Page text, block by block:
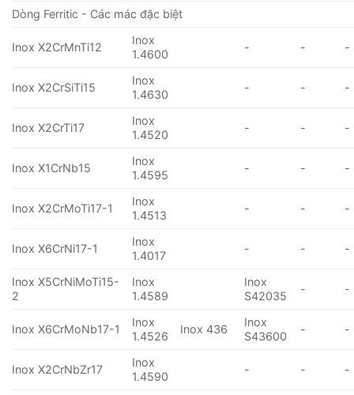
Dòng Ferritic - Các mác đặc biệt
Inox X2CrMnTi12
Inox
1.4600
- - -
Inox X2CrSiTi15
Inox
1.4630
- - -
Inox X2CrTi17
Inox
1.4520
- - -
Inox X1CrNb15
Inox
1.4595
- - -
Inox X2CrMoTi17-1
Inox
1.4513
- - -
Inox X6CrNi17-1
Inox
1.4017
- - -
Inox X5CrNiMoTi15-
2
Inox
1.4589
Inox
S42035
- -
Inox X6CrMoNb17-1
Inox
1.4526
Inox 436
Inox
S43600
- -
Inox X2CrNbZr17
Inox
1.4590
- - -